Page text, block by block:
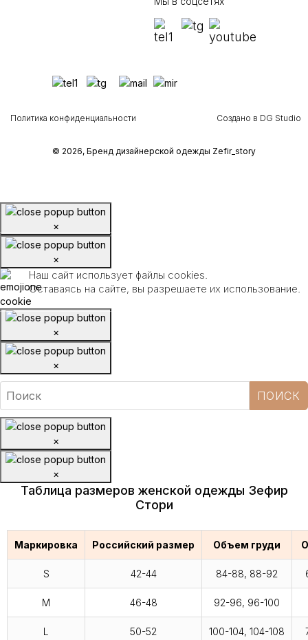
© 2026, Бренд дизайнерской одежды Zefir_story
Политика конфиденциальности Создано в DG Studio
×
×
Наш сайт использует файлы cookies.
Оставаясь на сайте, вы разрешаете их использование.
×
×
×
×
Таблица размеров женской одежды Зефир
Стори
Маркировка Российский размер Объем груди
S 42-44 84-88, 88-92
M 46-48 92-96, 96-100
L 50-52 100-104, 104-108